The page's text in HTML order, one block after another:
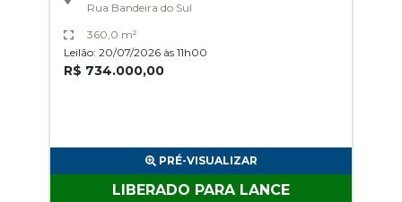
Rua Bandeira do Sul
360,0 m²
Leilão: 20/07/2026 às 11h00
R$ 734.000,00
PRÉ-VISUALIZAR
LIBERADO PARA LANCE